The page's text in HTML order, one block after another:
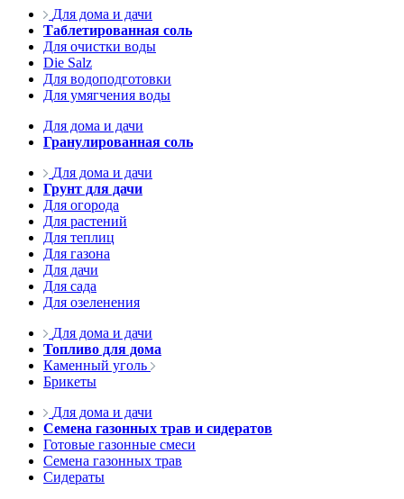
Для дома и дачи
Таблетированная соль
Для очистки воды
Die Salz
Для водоподготовки
Для умягчения воды
Для дома и дачи
Гранулированная соль
Для дома и дачи
Грунт для дачи
Для огорода
Для растений
Для теплиц
Для газона
Для дачи
Для сада
Для озеленения
Для дома и дачи
Топливо для дома
Каменный уголь
Брикеты
Для дома и дачи
Семена газонных трав и сидератов
Готовые газонные смеси
Семена газонных трав
Сидераты